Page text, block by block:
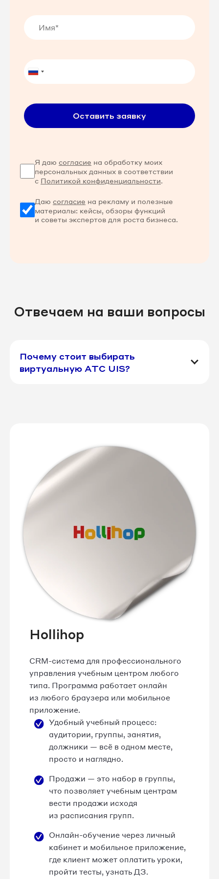
Оставить заявку
Я даю согласие на обработку моих
персональных данных в соответствии
с Политикой конфиденциальности.
Даю согласие на рекламу и полезные
материалы: кейсы, обзоры функций
и советы экспертов для роста бизнеса.
Отвечаем на ваши вопросы
Почему стоит выбирать
виртуальную АТС UIS?
Hollihop
CRM-система для профессионального
управления учебным центром любого
типа. Программа работает онлайн
из любого браузера или мобильное
приложение.
Удобный учебный процесс:
аудитории, группы, занятия,
должники — всё в одном месте,
просто и наглядно.
Продажи — это набор в группы,
что позволяет учебным центрам
вести продажи исходя
из расписания групп.
Онлайн-обучение через личный
кабинет и мобильное приложение,
где клиент может оплатить уроки,
пройти тесты, узнать ДЗ.